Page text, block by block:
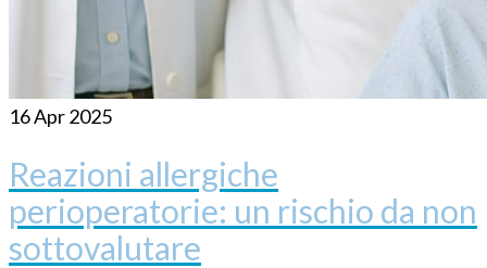
16Apr 2025
Reazioni allergiche
perioperatorie: un rischio da non
sottovalutare